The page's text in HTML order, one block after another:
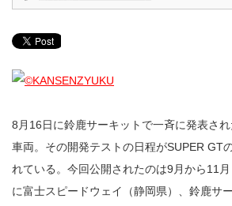
8月16日に鈴鹿サーキットで一斉に発表さ
車両。その開発テストの日程がSUPER GT
れている。今回公開されたのは9月から11
に富士スピードウェイ（静岡県）、鈴鹿サ